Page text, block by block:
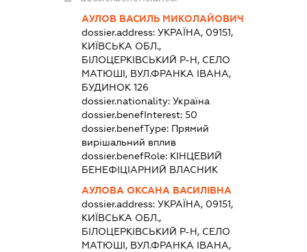
АУЛОВ ВАСИЛЬ МИКОЛАЙОВИЧ
dossier.address:УКРАЇНА, 09151,
КИЇВСЬКА ОБЛ.,
БІЛОЦЕРКІВСЬКИЙ Р-Н, СЕЛО
МАТЮШІ, ВУЛ.ФРАНКА ІВАНА,
БУДИНОК 126
dossier.nationality:Україна
dossier.benefInterest:50
dossier.benefType: Прямий
вирішальний вплив
dossier.benefRole: КІНЦЕВИЙ
БЕНЕФІЦІАРНИЙ ВЛАСНИК
АУЛОВА ОКСАНА ВАСИЛІВНА
dossier.address:УКРАЇНА, 09151,
КИЇВСЬКА ОБЛ.,
БІЛОЦЕРКІВСЬКИЙ Р-Н, СЕЛО
МАТЮШІ, ВУЛ.ФРАНКА ІВАНА,